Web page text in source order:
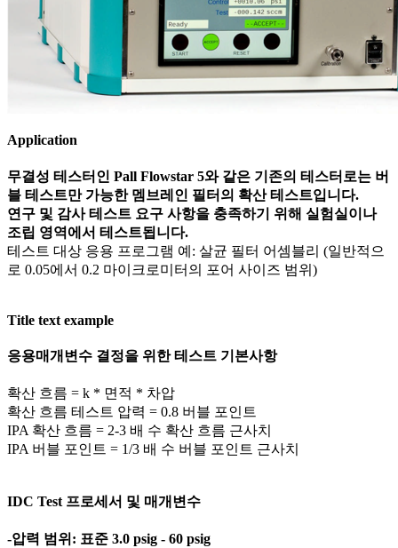
Application
무결성 테스터인 Pall Flowstar 5와 같은 기존의 테스터로는 버
블 테스트만 가능한 멤브레인 필터의 확산 테스트입니다.
연구 및 감사 테스트 요구 사항을 충족하기 위해 실험실이나
조립 영역에서 테스트됩니다.
테스트 대상 응용 프로그램 예: 살균 필터 어셈블리 (일반적으
로 0.05에서 0.2 마이크로미터의 포어 사이즈 범위)
Title text example
응용매개변수 결정을 위한 테스트 기본사항
확산 흐름 = k * 면적 * 차압
확산 흐름 테스트 압력 = 0.8 버블 포인트
IPA 확산 흐름 = 2-3 배 수 확산 흐름 근사치
IPA 버블 포인트 = 1/3 배 수 버블 포인트 근사치
IDC Test 프로세서 및 매개변수
-압력 범위: 표준 3.0 psig - 60 psig